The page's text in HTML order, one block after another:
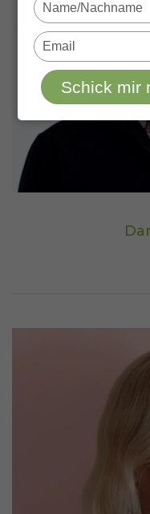
your
name
Type
your
email
Schick mir